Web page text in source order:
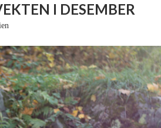
I DESEMBER